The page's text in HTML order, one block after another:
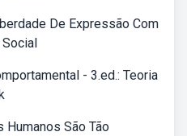
De Expressão Com
- 3.ed.: Teoria
São Tão